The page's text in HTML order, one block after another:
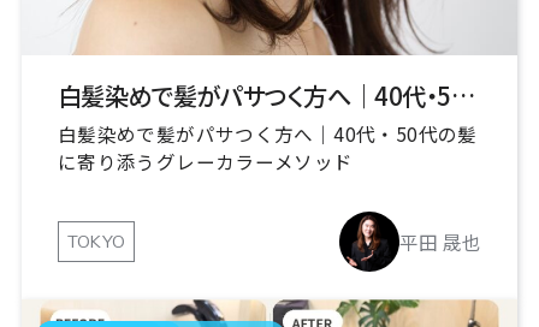
白髪染めで髪がパサつく方へ｜40代・50代の髪に寄り添うグレーカラーメソッド
白髪染めで髪がパサつく方へ｜40代・50代の髪
に寄り添うグレーカラーメソッド
TOKYO 平田 晟也